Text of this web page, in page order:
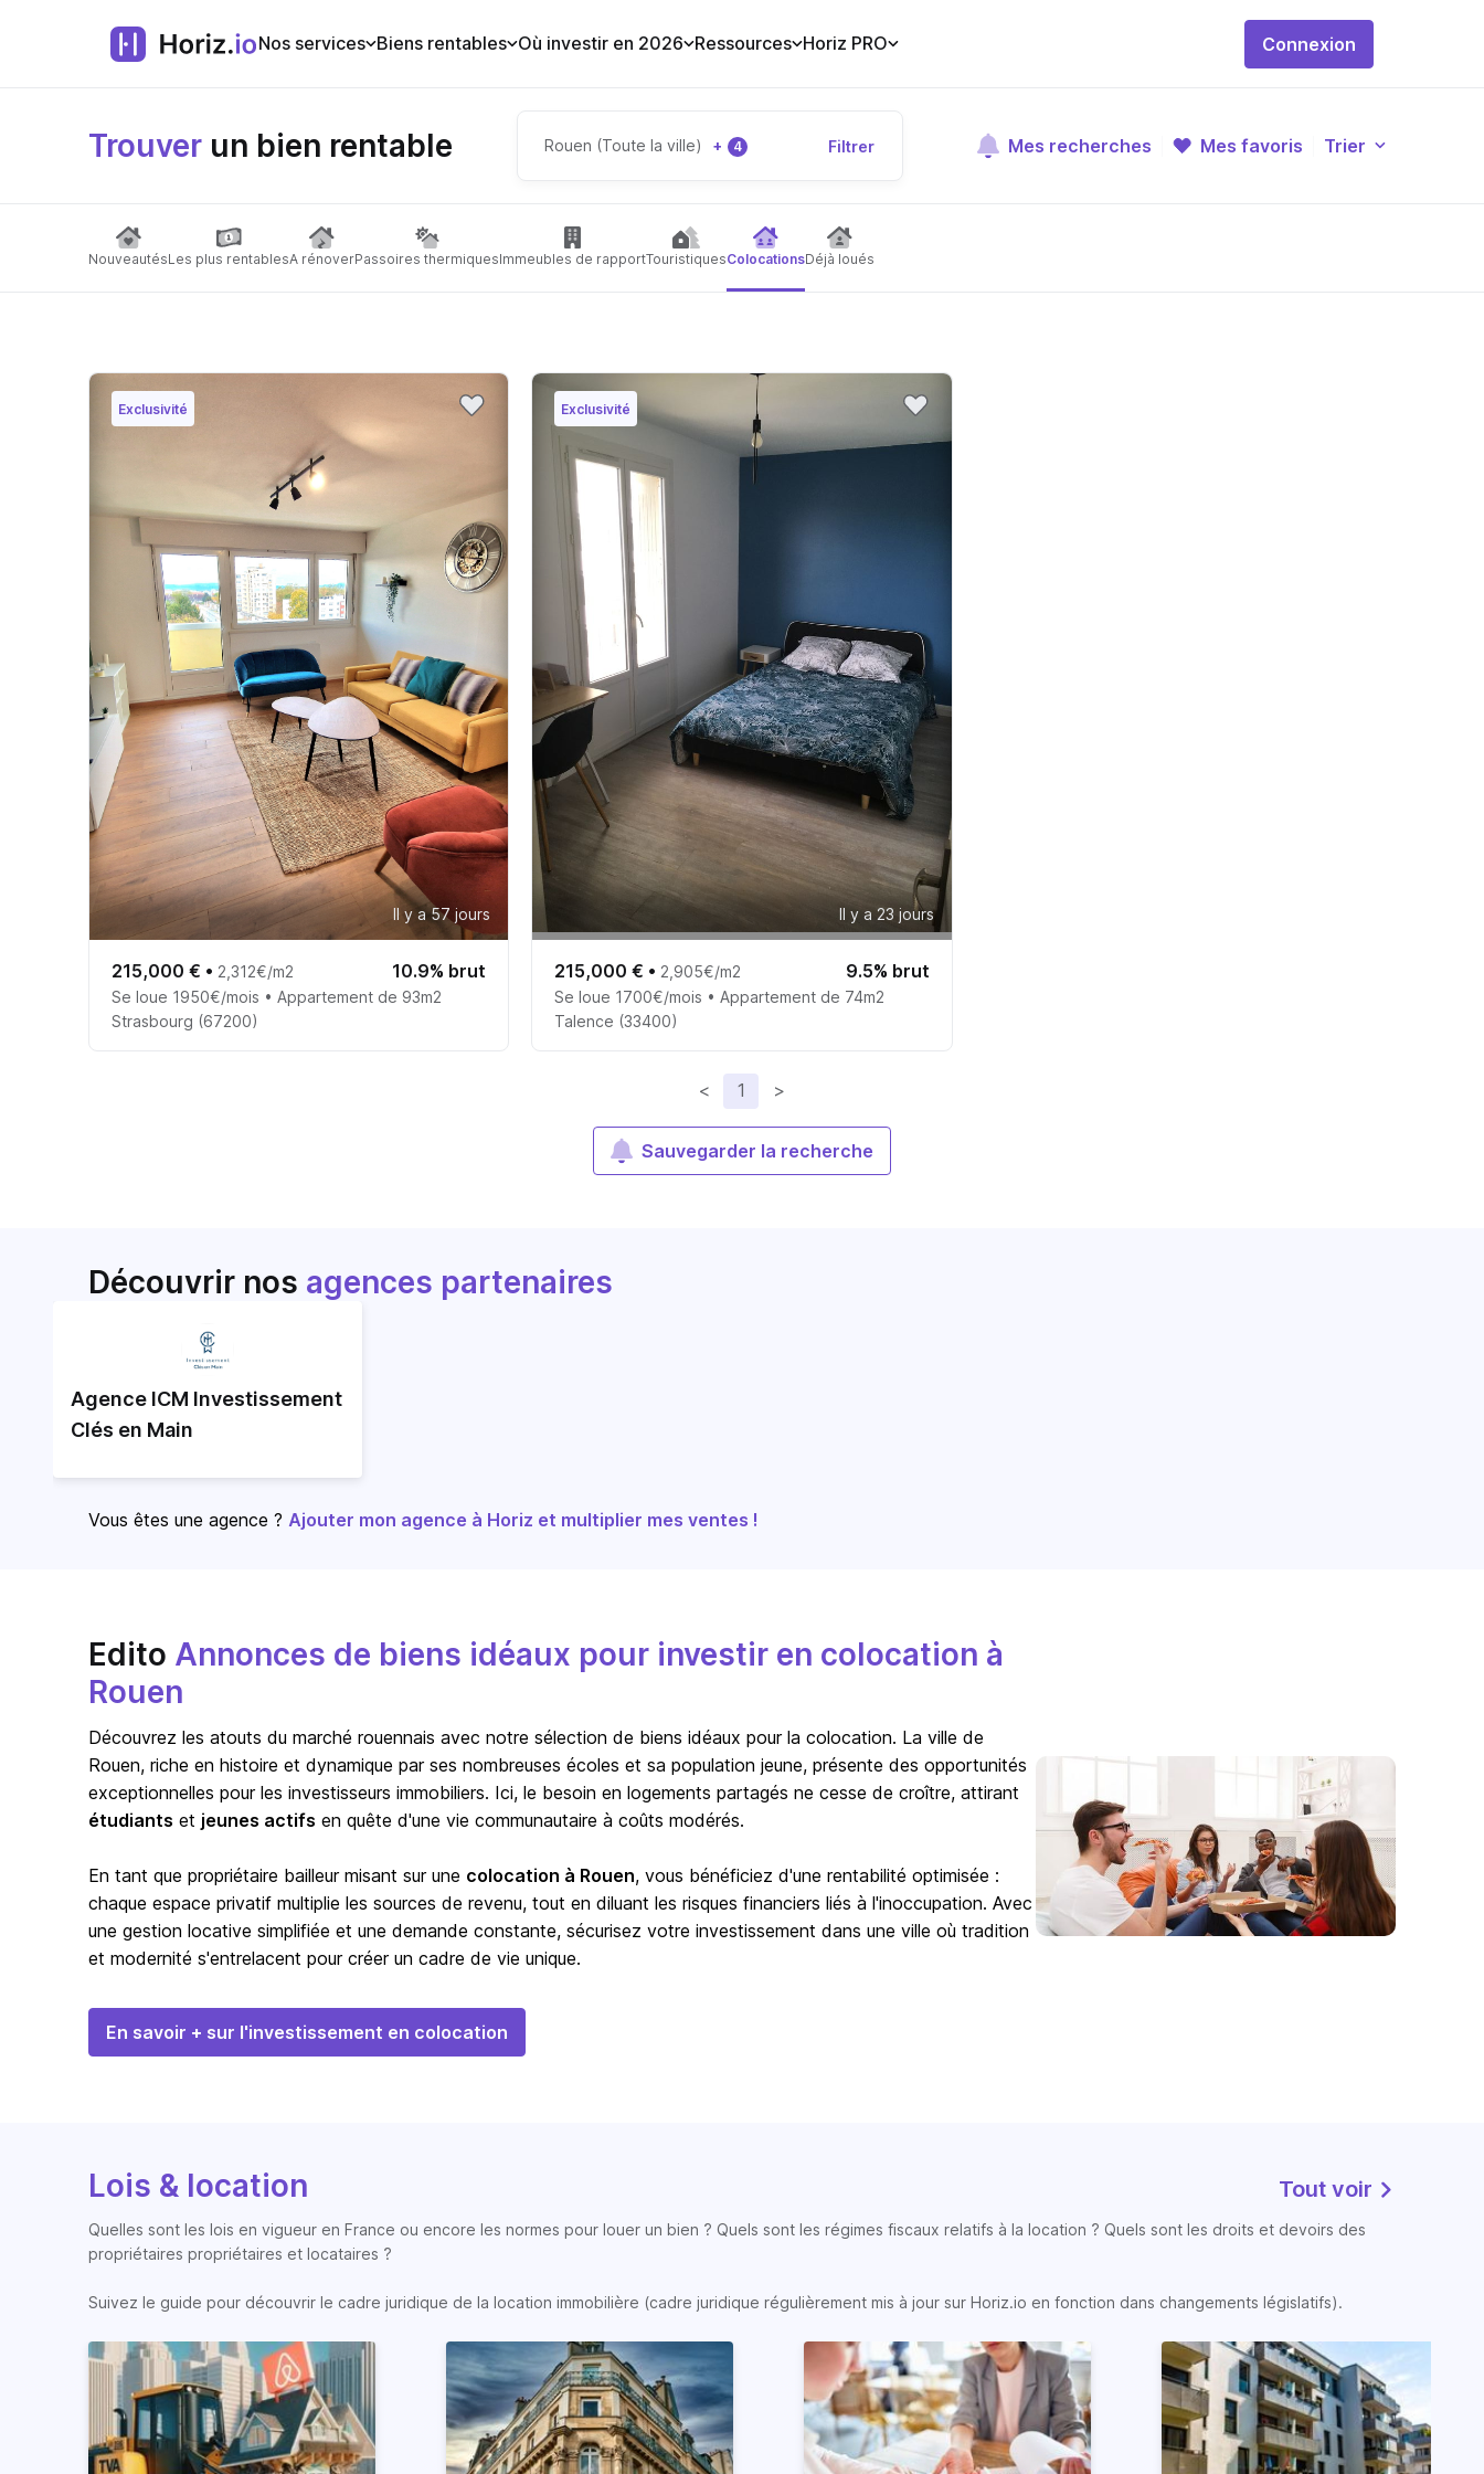
Nos services Biens rentables Où investir en 2026 Ressources Horiz PRO Connexion
Trouver un bien rentable Rouen (Toute la ville) + 4 Filtrer Mes recherches Mes favoris Trier
NouveautésLes plus rentablesA rénoverPassoires thermiquesImmeubles de rapportTouristiquesColocationsDéjà loués
Exclusivité
Il y a 57 jours
215,000 € • 2,312€/m2 10.9% brut
Se loue 1950€/mois • Appartement de 93m2
Strasbourg (67200)
Exclusivité
Il y a 23 jours
215,000 € • 2,905€/m2 9.5% brut
Se loue 1700€/mois • Appartement de 74m2
Talence (33400)
< 1 >
Sauvegarder la recherche
Découvrir nos agences partenaires
Agence ICM Investissement
Clés en Main
Vous êtes une agence ? Ajouter mon agence à Horiz et multiplier mes ventes !
Edito Annonces de biens idéaux pour investir en colocation à
Rouen
Découvrez les atouts du marché rouennais avec notre sélection de biens idéaux pour la colocation. La ville de
Rouen, riche en histoire et dynamique par ses nombreuses écoles et sa population jeune, présente des opportunités
exceptionnelles pour les investisseurs immobiliers. Ici, le besoin en logements partagés ne cesse de croître, attirant
étudiants et jeunes actifs en quête d'une vie communautaire à coûts modérés.
En tant que propriétaire bailleur misant sur une colocation à Rouen, vous bénéficiez d'une rentabilité optimisée :
chaque espace privatif multiplie les sources de revenu, tout en diluant les risques financiers liés à l'inoccupation. Avec
une gestion locative simplifiée et une demande constante, sécurisez votre investissement dans une ville où tradition
et modernité s'entrelacent pour créer un cadre de vie unique.
En savoir + sur l'investissement en colocation
Lois & location Tout voir
Quelles sont les lois en vigueur en France ou encore les normes pour louer un bien ? Quels sont les régimes fiscaux relatifs à la location ? Quels sont les droits et devoirs des
propriétaires propriétaires et locataires ?
Suivez le guide pour découvrir le cadre juridique de la location immobilière (cadre juridique régulièrement mis à jour sur Horiz.io en fonction dans changements législatifs).